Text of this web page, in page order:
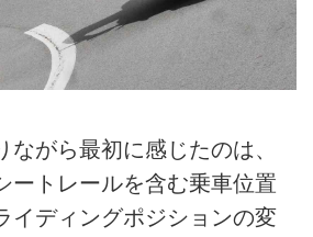
ながら最初に感じたのは、
ートレールを含む乗車位置
イディングポジションの変